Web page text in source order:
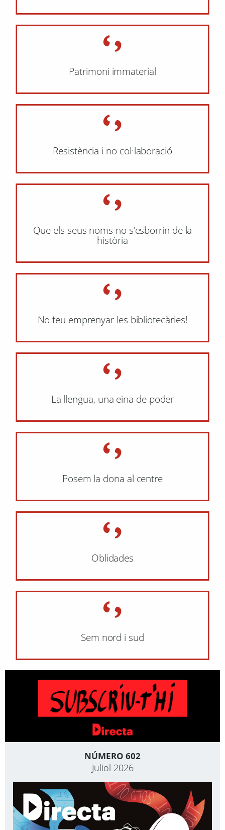
Patrimoni immaterial
Resistència i no col·laboració
Que els seus noms no s'esborrin de la
història
No feu emprenyar les bibliotecàries!
La llengua, una eina de poder
Posem la dona al centre
Oblidades
Sem nord i sud
NÚMERO 602
Juliol 2026